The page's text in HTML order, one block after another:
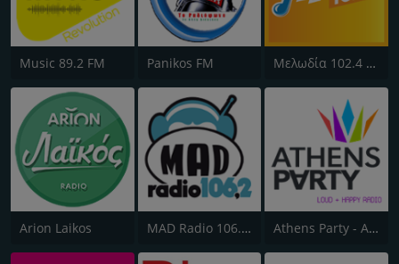
Music 89.2 FM Panikos FM Μελωδία 102.4 FM
Arion Laikos MAD Radio 106.2 FM Athens Party - Αθήναι